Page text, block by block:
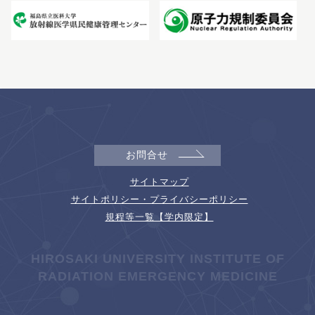
お問合せ
サイトマップ
サイトポリシー・プライバシーポリシー
規程等一覧【学内限定】
HIROSAKI UNIVERSITY INSTITUTE OF
RADIATION EMERGENCY MEDICINE